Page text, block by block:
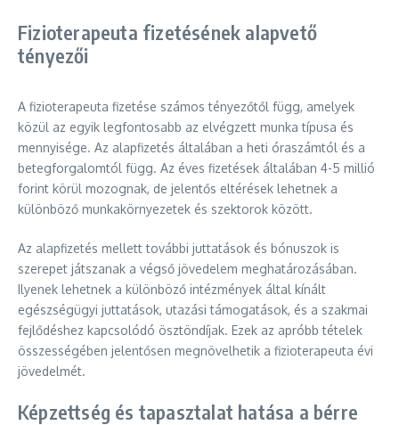
Fizioterapeuta fizetésének alapvető
tényezői
A fizioterapeuta fizetése számos tényezőtől függ, amelyek
közül az egyik legfontosabb az elvégzett munka típusa és
mennyisége. Az alapfizetés általában a heti óraszámtól és a
betegforgalomtól függ. Az éves fizetések általában 4-5 millió
forint körül mozognak, de jelentős eltérések lehetnek a
különböző munkakörnyezetek és szektorok között.
Az alapfizetés mellett további juttatások és bónuszok is
szerepet játszanak a végső jövedelem meghatározásában.
Ilyenek lehetnek a különböző intézmények által kínált
egészségügyi juttatások, utazási támogatások, és a szakmai
fejlődéshez kapcsolódó ösztöndíjak. Ezek az apróbb tételek
összességében jelentősen megnövelhetik a fizioterapeuta évi
jövedelmét.
Képzettség és tapasztalat hatása a bérre